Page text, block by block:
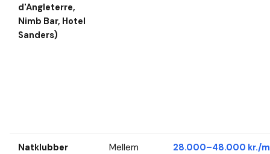
d'Angleterre,
Nimb Bar, Hotel
Sanders)
Natklubber
Mellem 28.000–48.000 kr./